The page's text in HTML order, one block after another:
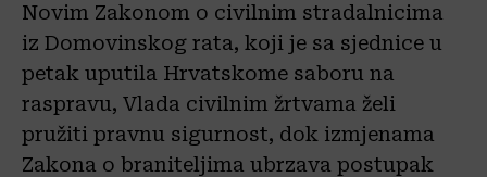
Novim Zakonom o civilnim stradalnicima
iz Domovinskog rata, koji je sa sjednice u
petak uputila Hrvatskome saboru na
raspravu, Vlada civilnim žrtvama želi
pružiti pravnu sigurnost, dok izmjenama
Zakona o braniteljima ubrzava postupak